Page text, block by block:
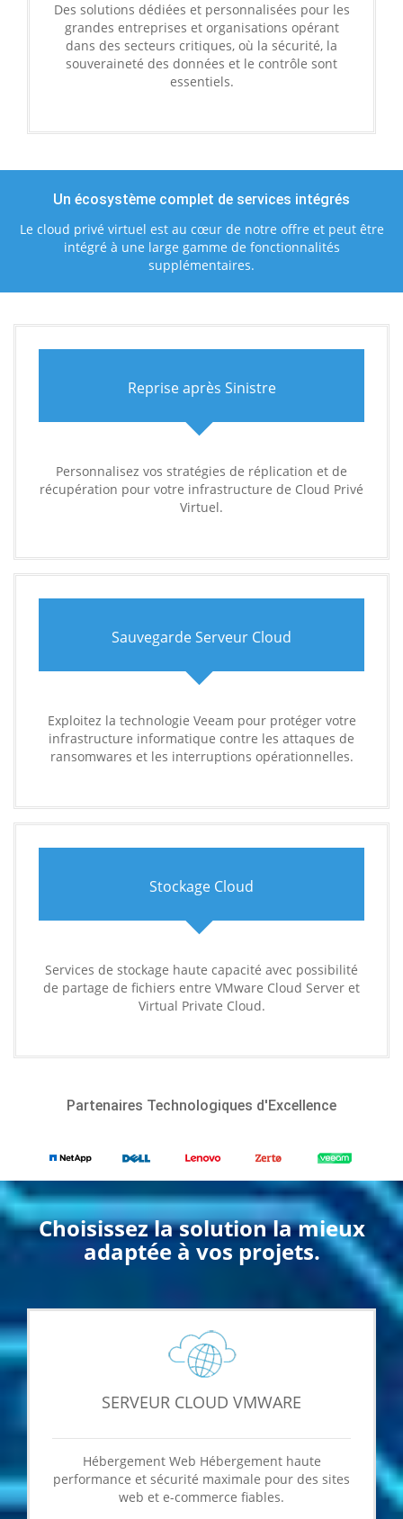
Des solutions dédiées et personnalisées pour les
grandes entreprises et organisations opérant
dans des secteurs critiques, où la sécurité, la
souveraineté des données et le contrôle sont
essentiels.
Un écosystème complet de services intégrés
Le cloud privé virtuel est au cœur de notre offre et peut être
intégré à une large gamme de fonctionnalités
supplémentaires.
Reprise après Sinistre
Personnalisez vos stratégies de réplication et de
récupération pour votre infrastructure de Cloud Privé
Virtuel.
Sauvegarde Serveur Cloud
Exploitez la technologie Veeam pour protéger votre
infrastructure informatique contre les attaques de
ransomwares et les interruptions opérationnelles.
Stockage Cloud
Services de stockage haute capacité avec possibilité
de partage de fichiers entre VMware Cloud Server et
Virtual Private Cloud.
Partenaires Technologiques d'Excellence
Choisissez la solution la mieux
adaptée à vos projets.
SERVEUR CLOUD VMWARE
Hébergement Web Hébergement haute
performance et sécurité maximale pour des sites
web et e-commerce fiables.